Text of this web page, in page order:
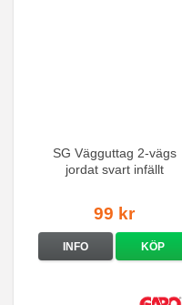
SG Vägguttag 2-vägs
jordat svart infällt
99 kr
INFO KÖP